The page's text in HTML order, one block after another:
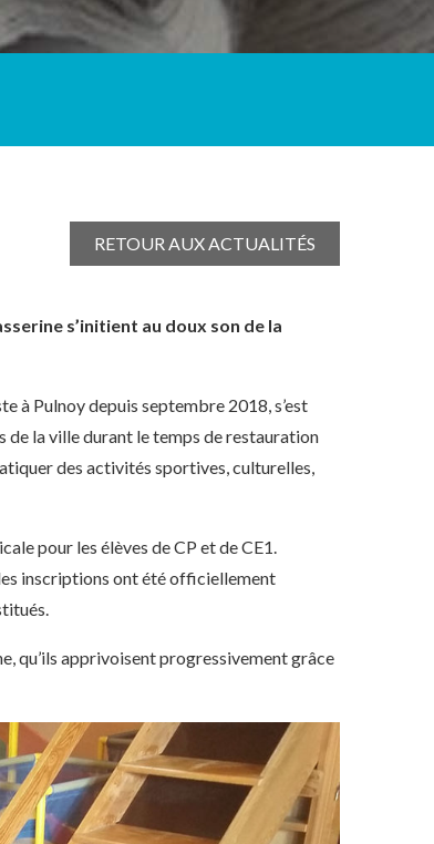
RETOUR AUX ACTUALITÉS
s’initient au doux son de la
à Pulnoy depuis septembre 2018, s’est
de la ville durant le temps de restauration
des activités sportives, culturelles,
pour les élèves de CP et de CE1.
inscriptions ont été officiellement
qu’ils apprivoisent progressivement grâce